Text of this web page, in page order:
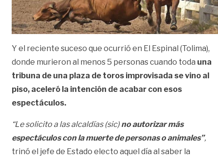
Y el reciente suceso que ocurrió en El Espinal (Tolima),
donde murieron al menos 5 personas cuando toda una
tribuna de una plaza de toros improvisada se vino al
piso, aceleró la intención de acabar con esos
espectáculos.
“Le solicito a las alcaldías (sic) no autorizar más
espectáculos con la muerte de personas o animales”,
trinó el jefe de Estado electo aquel día al saber la